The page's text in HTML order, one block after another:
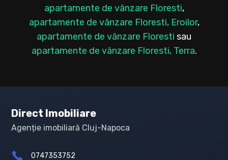
apartamente de vânzare Floresti,
apartamente de vânzare Floresti, Eroilor,
apartamente de vânzare Floresti sau
apartamente de vânzare Floresti, Terra.
Direct Imobiliare
Agenție imobiliară Cluj-Napoca
0747353752